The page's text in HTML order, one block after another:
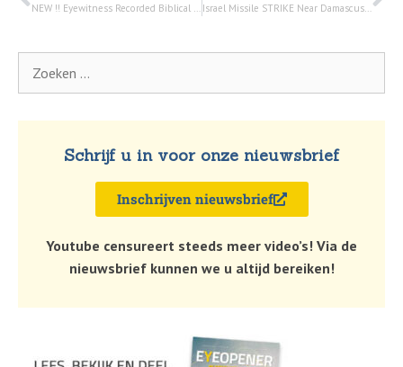
Israel Missile STRIKE Near Damascus; Russia CUTS Europe Gas | Watchman Newscast LIVESTREAM – 27 april
Schrijf u in voor onze nieuwsbrief
Inschrijven nieuwsbrief
Youtube censureert steeds meer video’s! Via de
nieuwsbrief kunnen we u altijd bereiken!